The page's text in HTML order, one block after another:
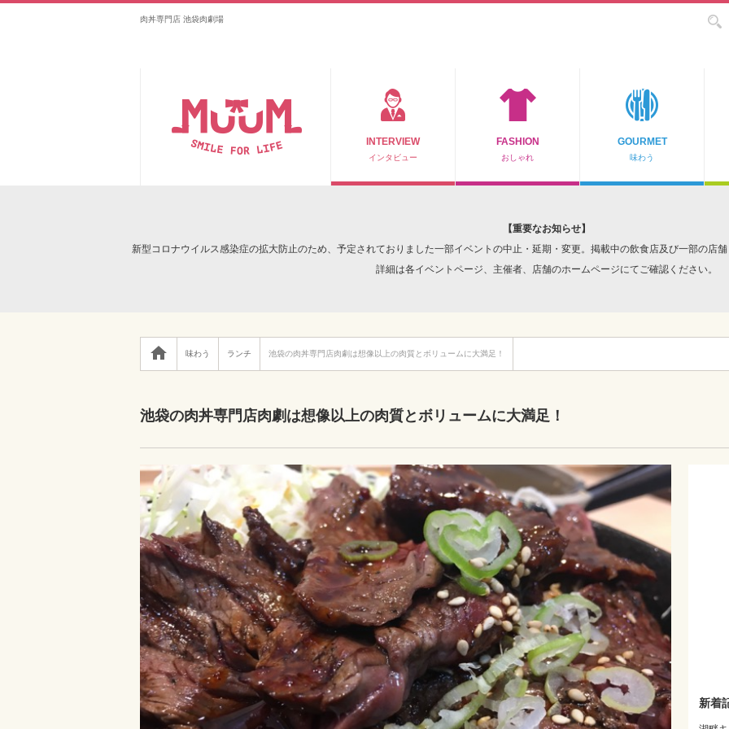
肉丼専門店 池袋肉劇場
INTERVIEW
インタビュー
FASHION
おしゃれ
GOURMET
味わう
【重要なお知らせ】
新型コロナウイルス感染症の拡大防止のため、予定されておりました一部イベントの中止・延期・変更。掲載中の飲食店及び一部の店
詳細は各イベントページ、主催者、店舗のホームページにてご確認ください。
 味わう ランチ 池袋の肉丼専門店肉劇は想像以上の肉質とボリュームに大満足！
池袋の肉丼専門店肉劇は想像以上の肉質とボリュームに大満足！
新着